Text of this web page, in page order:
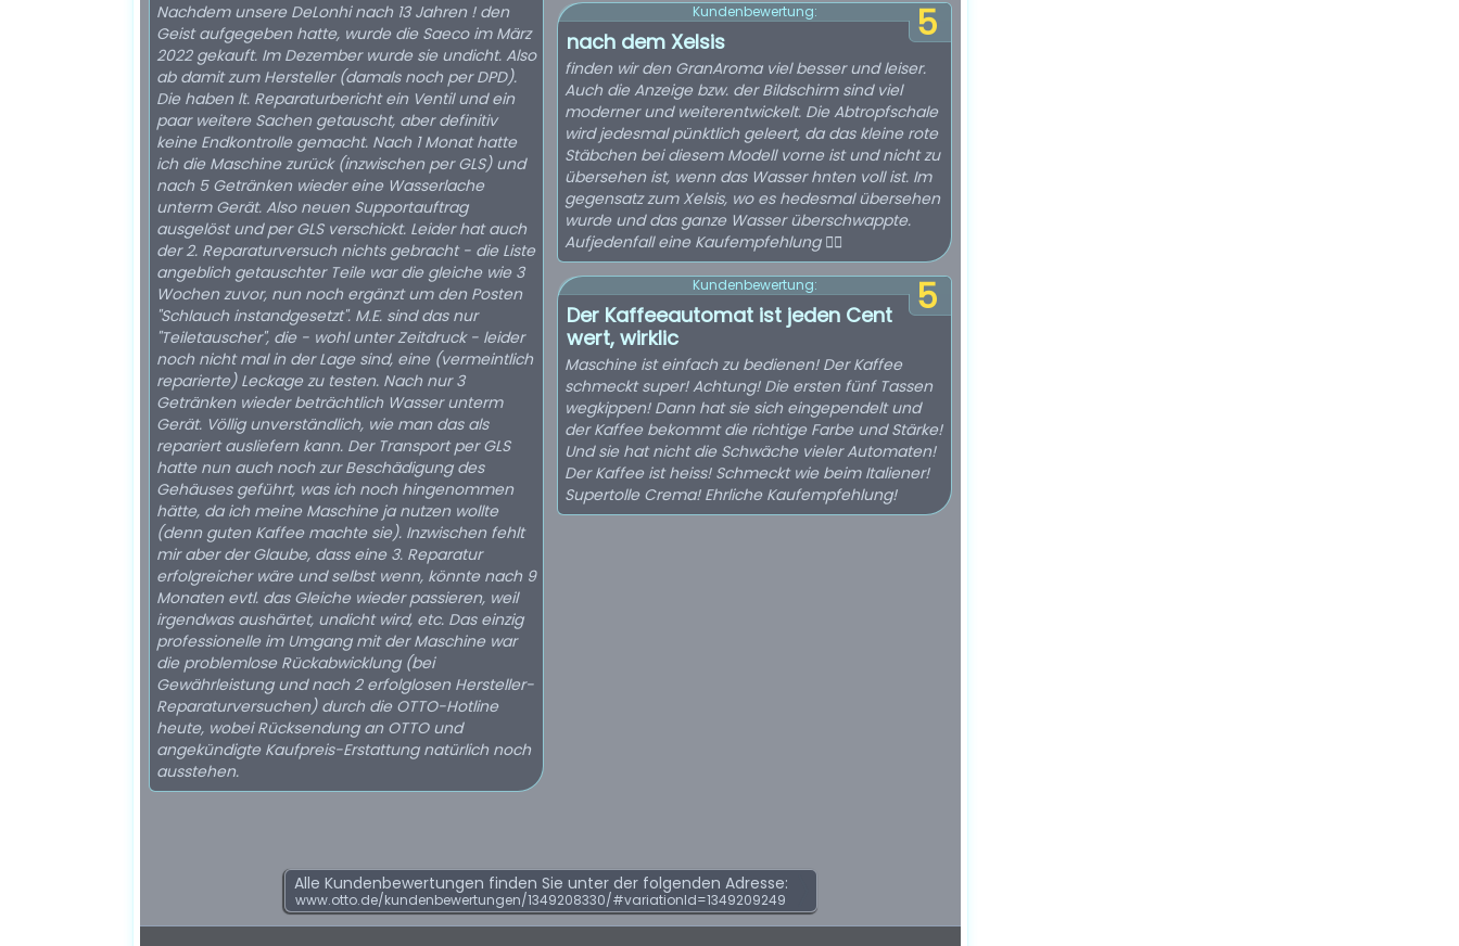
Nachdem unsere DeLonhi nach 13 Jahren ! den
Geist aufgegeben hatte, wurde die Saeco im März
2022 gekauft. Im Dezember wurde sie undicht. Also
ab damit zum Hersteller (damals noch per DPD).
Die haben lt. Reparaturbericht ein Ventil und ein
paar weitere Sachen getauscht, aber definitiv
keine Endkontrolle gemacht. Nach 1 Monat hatte
ich die Maschine zurück (inzwischen per GLS) und
nach 5 Getränken wieder eine Wasserlache
unterm Gerät. Also neuen Supportauftrag
ausgelöst und per GLS verschickt. Leider hat auch
der 2. Reparaturversuch nichts gebracht - die Liste
angeblich getauschter Teile war die gleiche wie 3
Wochen zuvor, nun noch ergänzt um den Posten
"Schlauch instandgesetzt". M.E. sind das nur
"Teiletauscher", die - wohl unter Zeitdruck - leider
noch nicht mal in der Lage sind, eine (vermeintlich
reparierte) Leckage zu testen. Nach nur 3
Getränken wieder beträchtlich Wasser unterm
Gerät. Völlig unverständlich, wie man das als
repariert ausliefern kann. Der Transport per GLS
hatte nun auch noch zur Beschädigung des
Gehäuses geführt, was ich noch hingenommen
hätte, da ich meine Maschine ja nutzen wollte
(denn guten Kaffee machte sie). Inzwischen fehlt
mir aber der Glaube, dass eine 3. Reparatur
erfolgreicher wäre und selbst wenn, könnte nach 9
Monaten evtl. das Gleiche wieder passieren, weil
irgendwas aushärtet, undicht wird, etc. Das einzig
professionelle im Umgang mit der Maschine war
die problemlose Rückabwicklung (bei
Gewährleistung und nach 2 erfolglosen Hersteller-
Reparaturversuchen) durch die OTTO-Hotline
heute, wobei Rücksendung an OTTO und
angekündigte Kaufpreis-Erstattung natürlich noch
ausstehen.
5
Kundenbewertung:
nach dem Xelsis
finden wir den GranAroma viel besser und leiser.
Auch die Anzeige bzw. der Bildschirm sind viel
moderner und weiterentwickelt. Die Abtropfschale
wird jedesmal pünktlich geleert, da das kleine rote
Stäbchen bei diesem Modell vorne ist und nicht zu
übersehen ist, wenn das Wasser hnten voll ist. Im
gegensatz zum Xelsis, wo es hedesmal übersehen
wurde und das ganze Wasser überschwappte.
Aufjedenfall eine Kaufempfehlung 👍🏻
5
Kundenbewertung:
Der Kaffeeautomat ist jeden Cent
wert, wirklic
Maschine ist einfach zu bedienen! Der Kaffee
schmeckt super! Achtung! Die ersten fünf Tassen
wegkippen! Dann hat sie sich eingependelt und
der Kaffee bekommt die richtige Farbe und Stärke!
Und sie hat nicht die Schwäche vieler Automaten!
Der Kaffee ist heiss! Schmeckt wie beim Italiener!
Supertolle Crema! Ehrliche Kaufempfehlung!
Alle Kundenbewertungen finden Sie unter der folgenden Adresse:
www.otto.de/kundenbewertungen/1349208330/#variationId=1349209249